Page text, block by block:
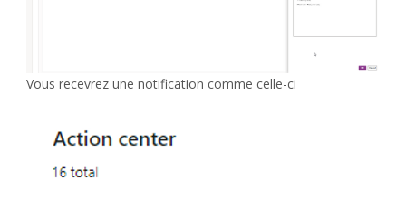
Vous recevrez une notification comme celle-ci